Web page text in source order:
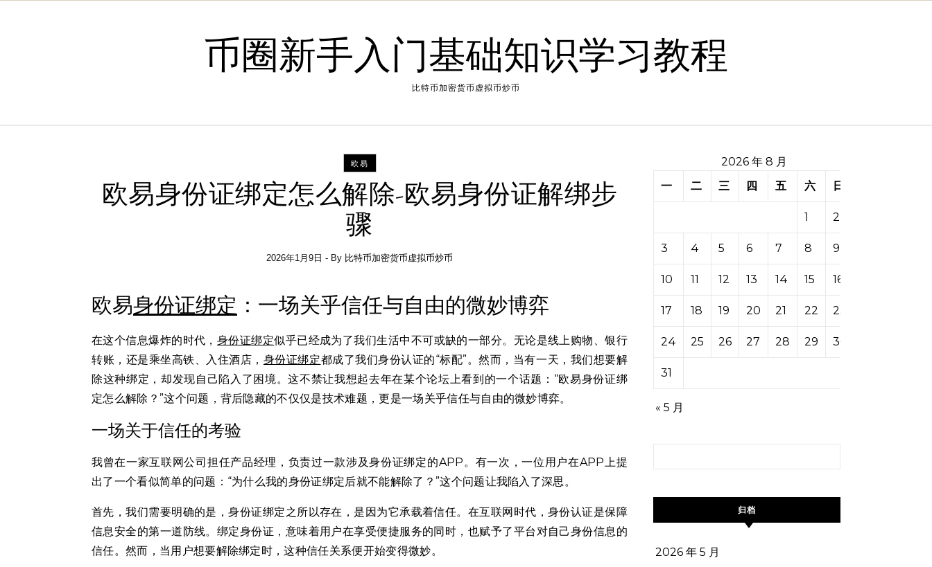
币圈新手入门基础知识学习教程
比特币加密货币虚拟币炒币
欧易
欧易身份证绑定怎么解除-欧易身份证解绑步
骤
2026年1月9日 - By 比特币加密货币虚拟币炒币
欧易身份证绑定 ：一场关乎信任与自由的微妙博弈
在这个信息爆炸的时代， 身份证绑定似乎已经成为了我们生活中不可或缺的一部分。无论是线上购物、银行
转账，还是乘坐高铁、入住酒店， 身份证绑定都成了我们身份认证的“标配”。然而，当有一天，我们想要解
除这种绑定，却发现自己陷入了困境。这不禁让我想起去年在某个论坛上看到的一个话题：“欧易身份证绑
定怎么解除？”这个问题，背后隐藏的不仅仅是技术难题，更是一场关乎信任与自由的微妙博弈。
一场关于信任的考验
我曾在一家互联网公司担任产品经理，负责过一款涉及身份证绑定的APP。有一次，一位用户在APP上提
出了一个看似简单的问题：“为什么我的身份证绑定后就不能解除了？”这个问题让我陷入了深思。
首先，我们需要明确的是，身份证绑定之所以存在，是因为它承载着信任。在互联网时代，身份认证是保障
信息安全的第一道防线。绑定身份证，意味着用户在享受便捷服务的同时，也赋予了平台对自己身份信息的
信任。然而，当用户想要解除绑定时，这种信任关系便开始变得微妙。
2026 年 8 月
一
二 三 四 五 六 日
1 2
3 4 5 6 7 8 9
10 11 12 13 14 15 16
17 18 19 20 21 22 23
24 25 26 27 28 29 30
31
« 5 月
归档
2026 年 5 月